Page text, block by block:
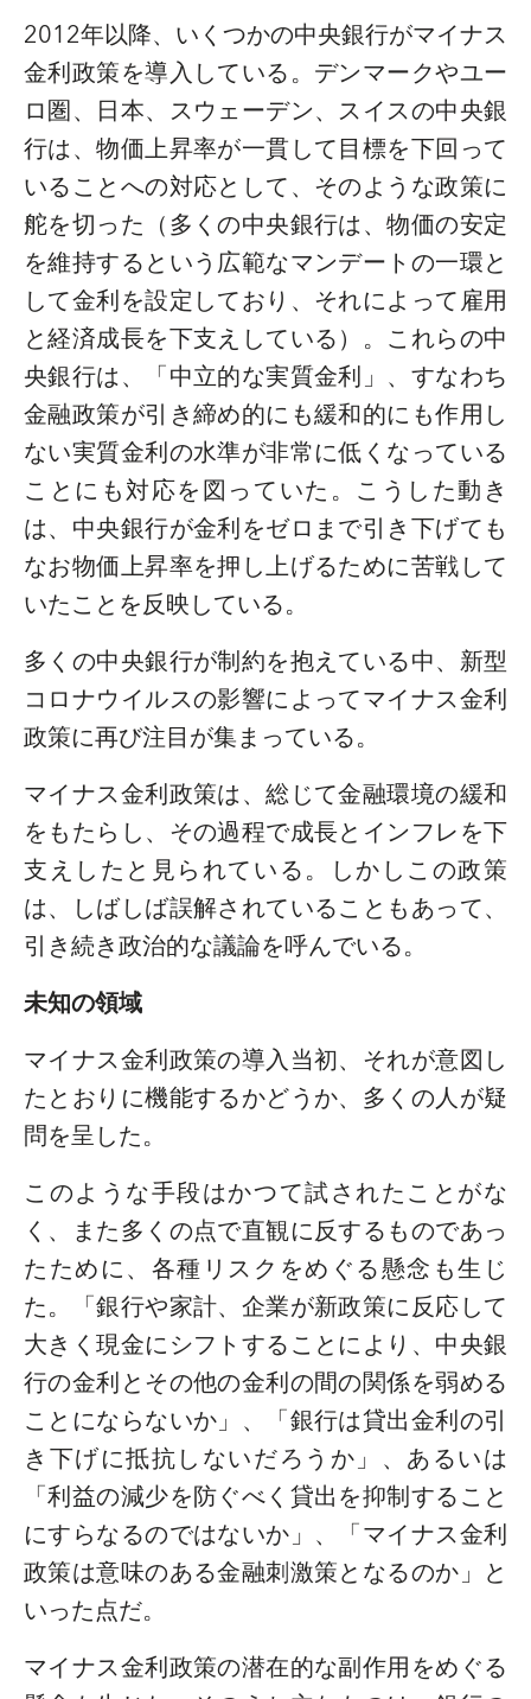
2012年以降、いくつかの中央銀行がマイナス
金利政策を導入している。デンマークやユー
ロ圏、日本、スウェーデン、スイスの中央銀
行は、物価上昇率が一貫して目標を下回って
いることへの対応として、そのような政策に
舵を切った（多くの中央銀行は、物価の安定
を維持するという広範なマンデートの一環と
して金利を設定しており、それによって雇用
と経済成長を下支えしている）。これらの中
央銀行は、「中立的な実質金利」、すなわち
金融政策が引き締め的にも緩和的にも作用し
ない実質金利の水準が非常に低くなっている
ことにも対応を図っていた。こうした動き
は、中央銀行が金利をゼロまで引き下げても
なお物価上昇率を押し上げるために苦戦して
いたことを反映している。
多くの中央銀行が制約を抱えている中、新型
コロナウイルスの影響によってマイナス金利
政策に再び注目が集まっている。
マイナス金利政策は、総じて金融環境の緩和
をもたらし、その過程で成長とインフレを下
支えしたと見られている。しかしこの政策
は、しばしば誤解されていることもあって、
引き続き政治的な議論を呼んでいる。
未知の領域
マイナス金利政策の導入当初、それが意図し
たとおりに機能するかどうか、多くの人が疑
問を呈した。
このような手段はかつて試されたことがな
く、また多くの点で直観に反するものであっ
たために、各種リスクをめぐる懸念も生じ
た。「銀行や家計、企業が新政策に反応して
大きく現金にシフトすることにより、中央銀
行の金利とその他の金利の間の関係を弱める
ことにならないか」、「銀行は貸出金利の引
き下げに抵抗しないだろうか」、あるいは
「利益の減少を防ぐべく貸出を抑制すること
にすらなるのではないか」、「マイナス金利
政策は意味のある金融刺激策となるのか」と
いった点だ。
マイナス金利政策の潜在的な副作用をめぐる